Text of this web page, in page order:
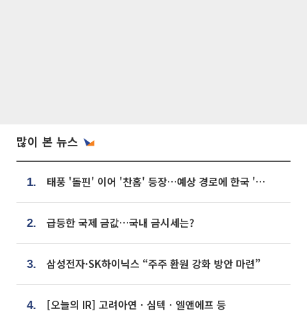
많이 본 뉴스
1. 태풍 '돌핀' 이어 '찬홈' 등장…예상 경로에 한국 '한숨'
2. 급등한 국제 금값…국내 금시세는?
3. 삼성전자·SK하이닉스 “주주 환원 강화 방안 마련”
4. [오늘의 IR] 고려아연ㆍ심텍ㆍ엘앤에프 등